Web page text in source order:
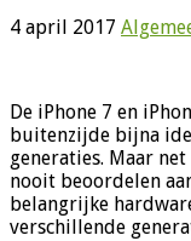
4 april 2017
De iPhone 7 en
buitenzijde bijna
generaties. Maar
nooit beoordelen
belangrijke
verschillende